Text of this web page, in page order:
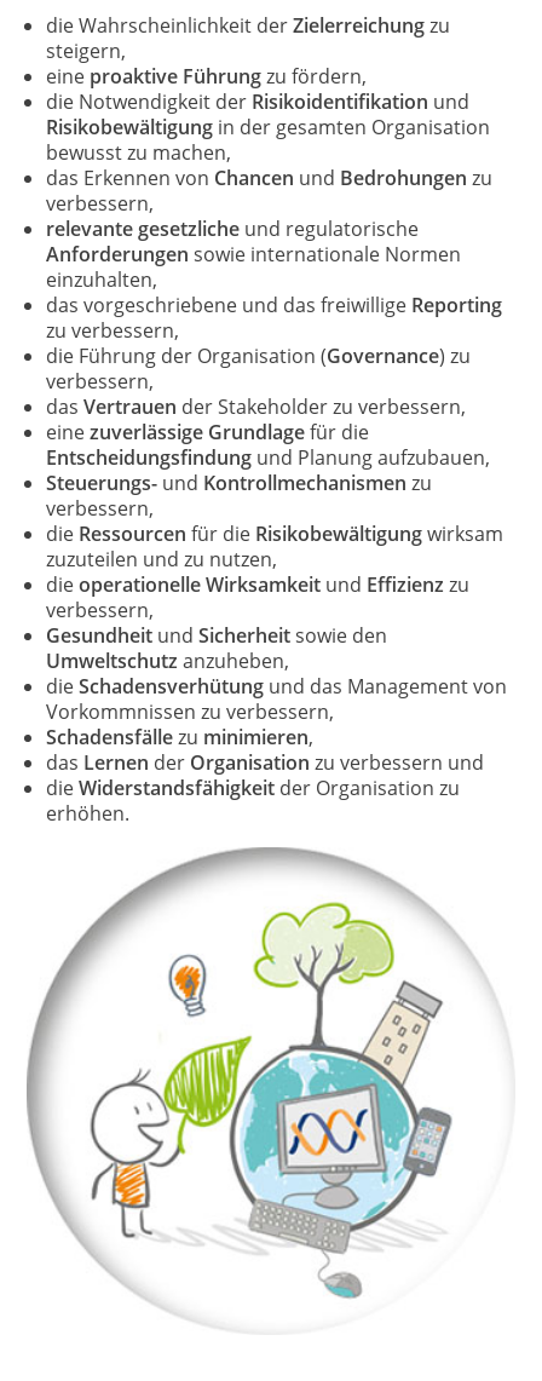
die Wahrscheinlichkeit derZielerreichungzu
steigern,
eine proaktive Führungzu fördern,
die Notwendigkeit der Risikoidentifikation und
Risikobewältigung in der gesamten Organisation
bewusst zu machen,
das Erkennen von Chancen und Bedrohungen zu
verbessern,
relevante gesetzliche und regulatorische
Anforderungen sowie internationale Normen
einzuhalten,
das vorgeschriebene und das freiwillige Reporting
zu verbessern,
die Führung der Organisation (Governance) zu
verbessern,
dasVertrauen der Stakeholder zu verbessern,
einezuverlässige Grundlagefür die
Entscheidungsfindung und Planung aufzubauen,
Steuerungs- und Kontrollmechanismen zu
verbessern,
die Ressourcen für die Risikobewältigungwirksam
zuzuteilen und zu nutzen,
dieoperationelle Wirksamkeit und Effizienz zu
verbessern,
Gesundheit undSicherheitsowie den
Umweltschutz anzuheben,
dieSchadensverhütung und das Management von
Vorkommnissen zu verbessern,
Schadensfällezu minimieren,
das Lernen der Organisation zu verbessern und
dieWiderstandsfähigkeit der Organisation zu
erhöhen.